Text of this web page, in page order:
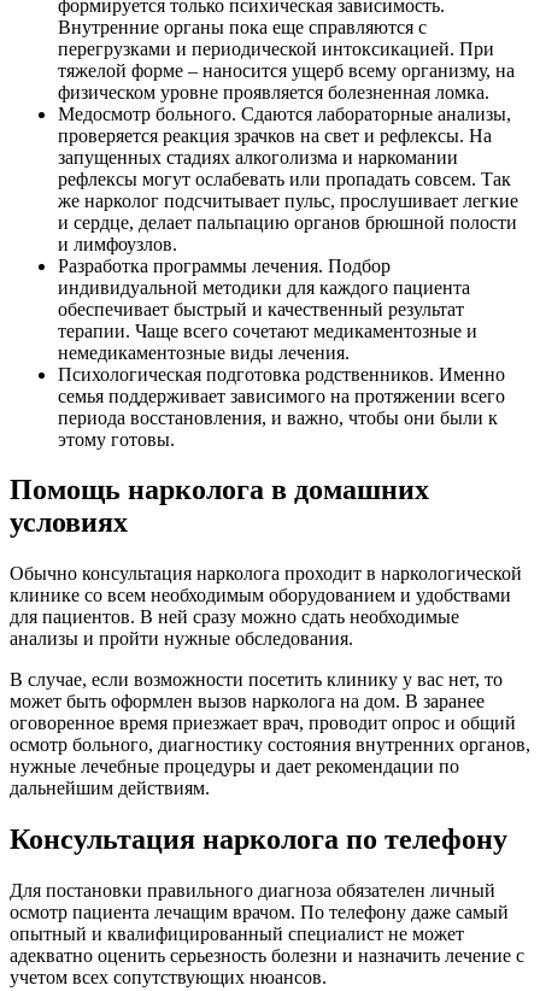
формируется только психическая зависимость.
Внутренние органы пока еще справляются с
перегрузками и периодической интоксикацией. При
тяжелой форме – наносится ущерб всему организму, на
физическом уровне проявляется болезненная ломка.
Медосмотр больного. Сдаются лабораторные анализы,
проверяется реакция зрачков на свет и рефлексы. На
запущенных стадиях алкоголизма и наркомании
рефлексы могут ослабевать или пропадать совсем. Так
же нарколог подсчитывает пульс, прослушивает легкие
и сердце, делает пальпацию органов брюшной полости
и лимфоузлов.
Разработка программы лечения. Подбор
индивидуальной методики для каждого пациента
обеспечивает быстрый и качественный результат
терапии. Чаще всего сочетают медикаментозные и
немедикаментозные виды лечения.
Психологическая подготовка родственников. Именно
семья поддерживает зависимого на протяжении всего
периода восстановления, и важно, чтобы они были к
этому готовы.
Помощь нарколога в домашних
условиях
Обычно консультация нарколога проходит в наркологической
клинике со всем необходимым оборудованием и удобствами
для пациентов. В ней сразу можно сдать необходимые
анализы и пройти нужные обследования.
В случае, если возможности посетить клинику у вас нет, то
может быть оформлен вызов нарколога на дом. В заранее
оговоренное время приезжает врач, проводит опрос и общий
осмотр больного, диагностику состояния внутренних органов,
нужные лечебные процедуры и дает рекомендации по
дальнейшим действиям.
Консультация нарколога по телефону
Для постановки правильного диагноза обязателен личный
осмотр пациента лечащим врачом. По телефону даже самый
опытный и квалифицированный специалист не может
адекватно оценить серьезность болезни и назначить лечение с
учетом всех сопутствующих нюансов.